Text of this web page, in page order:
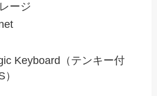
ージ
Keyboard（テンキー付